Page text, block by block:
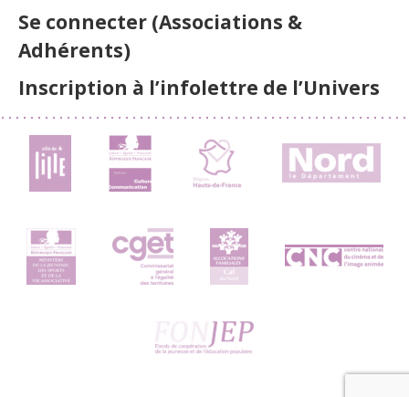
Se connecter (Associations &
Adhérents)
Inscription à l’infolettre de l’Univers